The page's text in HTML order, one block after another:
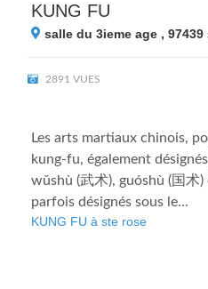
KUNG FU
salle du 3ieme age , 97439
2891 VUES
Les arts martiaux chinois,
kung-fu, également
wǔshù (武术), guóshù (国术
parfois désignés sous le...
KUNG FU à ste rose